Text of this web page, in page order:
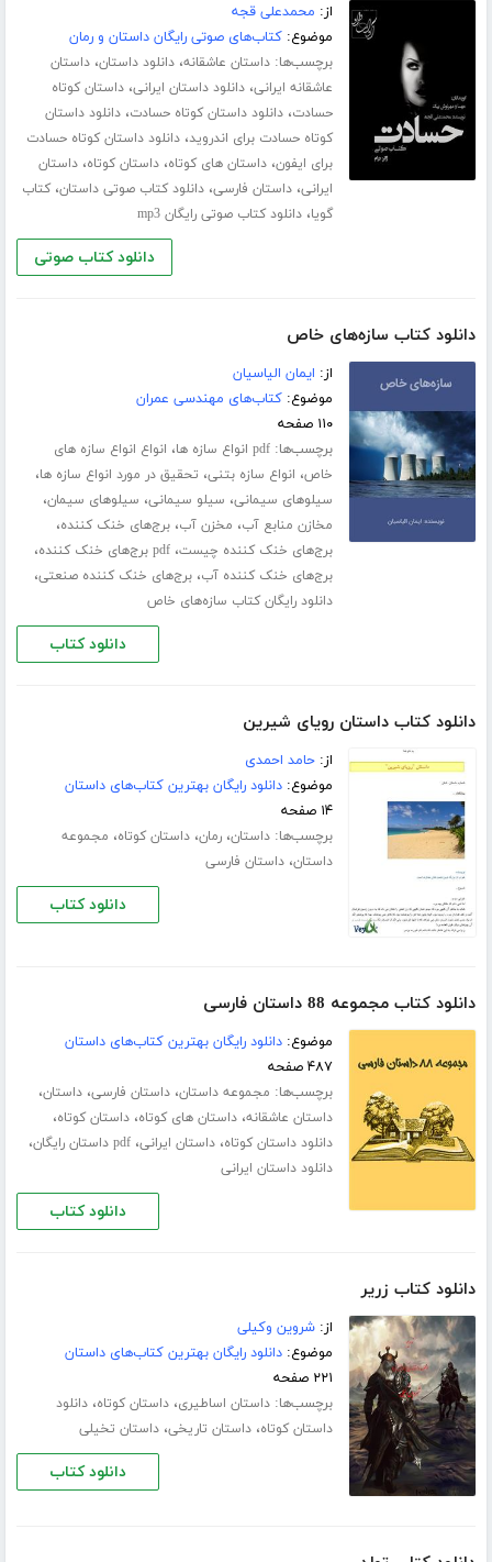
از: محمدعلی قجه
موضوع:کتاب‌های صوتی رایگان داستان و رمان
برچسب‌ها:داستان عاشقانه،دانلود داستان،داستان
عاشقانه ایرانی،دانلود داستان ایرانی،داستان کوتاه
حسادت،دانلود داستان کوتاه حسادت،دانلود داستان
کوتاه حسادت برای اندروید،دانلود داستان کوتاه حسادت
برای ایفون،داستان های کوتاه،داستان کوتاه،داستان
ایرانی،داستان فارسی،دانلود کتاب صوتی داستان،کتاب
گویا،دانلود کتاب صوتی رایگان mp3
دانلود کتاب صوتی
دانلود کتاب سازه‌های خاص
از: ایمان الیاسیان
موضوع:کتاب‌های مهندسی عمران
۱۱۰ صفحه
برچسب‌ها:pdf انواع سازه ها ، انواع انواع سازه های
خاص، انواع سازه بتنی، تحقیق در مورد انواع سازه ها،
سیلوهای سیمانی، سیلو سیمانی، سیلوهای سیمان،
مخازن منابع آب، مخزن آب،برج‌های خنک کننده،
برج‌های خنک کننده چیست،pdf برج‌های خنک کننده ،
برج‌های خنک کننده آب،برج‌های خنک کننده صنعتی،
دانلود رایگان کتاب سازه‌های خاص
دانلود کتاب
دانلود کتاب داستان رویای شیرین
از:حامد احمدی
موضوع:دانلود رایگان بهترین کتاب‌های داستان
۱۴ صفحه
برچسب‌ها:داستان،رمان،داستان کوتاه، مجموعه
داستان،داستان فارسی
دانلود کتاب
دانلود کتاب مجموعه 88 داستان فارسی
موضوع:دانلود رایگان بهترین کتاب‌های داستان
۴۸۷ صفحه
برچسب‌ها: مجموعه داستان،داستان فارسی،داستان،
داستان عاشقانه،داستان های کوتاه،داستان کوتاه،
دانلود داستان کوتاه،داستان ایرانی،pdf داستان رایگان ،
دانلود داستان ایرانی
دانلود کتاب
دانلود کتاب زریر
از:شروین وکیلی
موضوع:دانلود رایگان بهترین کتاب‌های داستان
۲۲۱ صفحه
برچسب‌ها:داستان اساطیری،داستان کوتاه،دانلود
داستان کوتاه،داستان تاریخی،داستان تخیلی
دانلود کتاب